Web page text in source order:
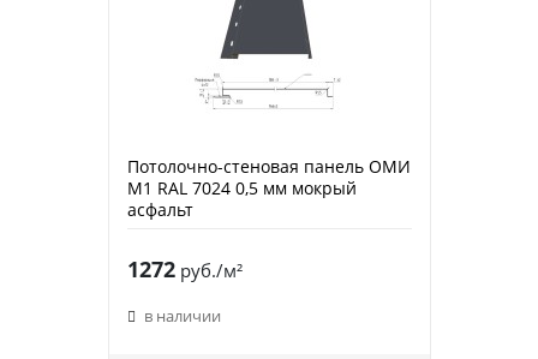
Потолочно-стеновая панель ОМИ
М1 RAL 7024 0,5 мм мокрый
асфальт
1272руб./м²
в наличии